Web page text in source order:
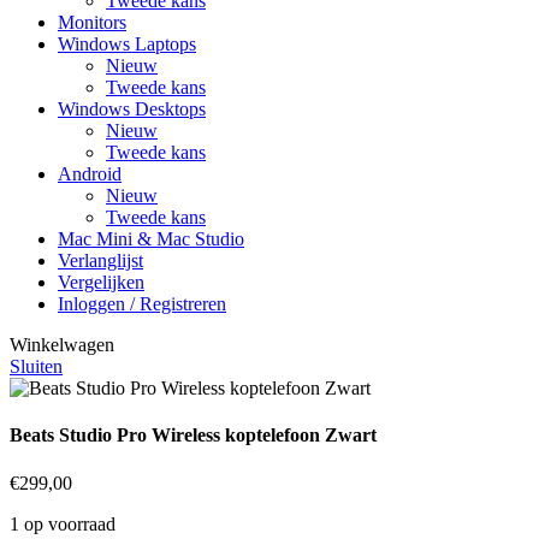
Monitors
Windows Laptops
Nieuw
Tweede kans
Windows Desktops
Nieuw
Tweede kans
Android
Nieuw
Tweede kans
Mac Mini & Mac Studio
Verlanglijst
Vergelijken
Inloggen / Registreren
Winkelwagen
Sluiten
Beats Studio Pro Wireless koptelefoon Zwart
€299,00
1 op voorraad